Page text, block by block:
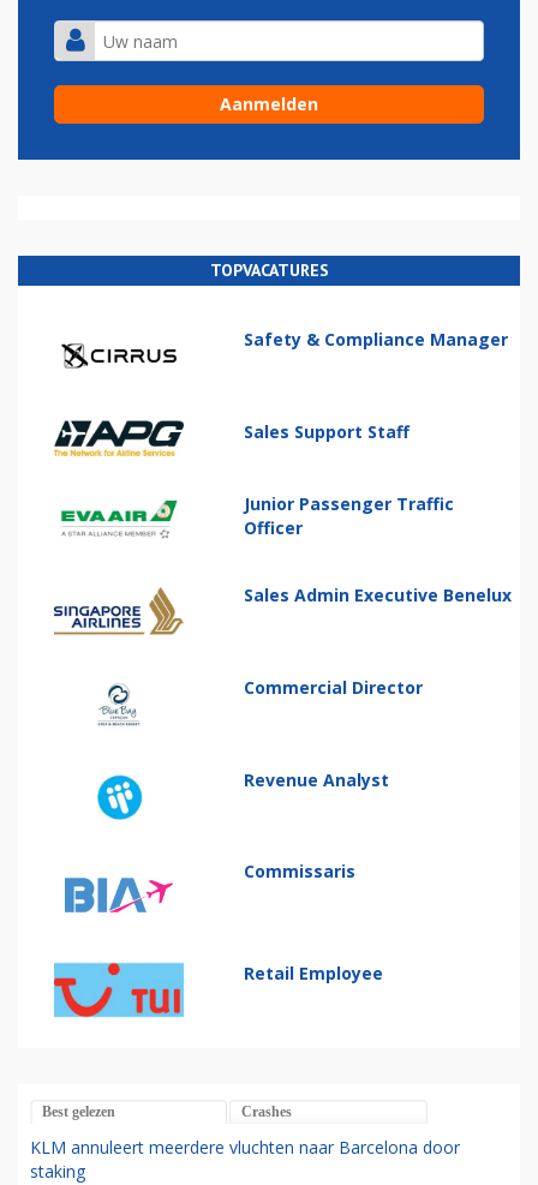
TOPVACATURES
Safety & Compliance Manager
Sales Support Staff
Junior Passenger Traffic
Officer
Sales Admin Executive Benelux
Commercial Director
Revenue Analyst
Commissaris
Retail Employee
Best gelezen Crashes
KLM annuleert meerdere vluchten naar Barcelona door
staking